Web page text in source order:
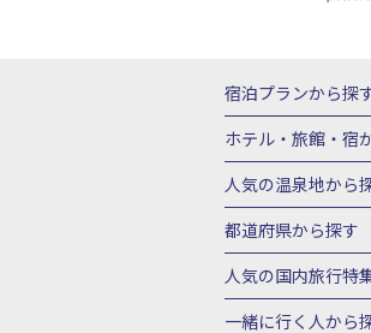
宿泊プランから探
北海道
東北
栃木県
群馬県
三重県
近畿
岡山県
広島県
ホテル・旅館・宿
北海道ホテル・旅
山形県ホテル・旅
千葉県ホテル・旅
石川県ホテル・旅
静岡県ホテル・旅
人気の温泉地から
北海道
湯の川温
川湯温泉(北海道)
鳴子温泉(宮城)
鬼怒川温泉(栃木)
都道府県から探す
北海道旅
山形旅行・ツアー
人気の国内旅行特
東京ディズニーリ
一緒に行く人から